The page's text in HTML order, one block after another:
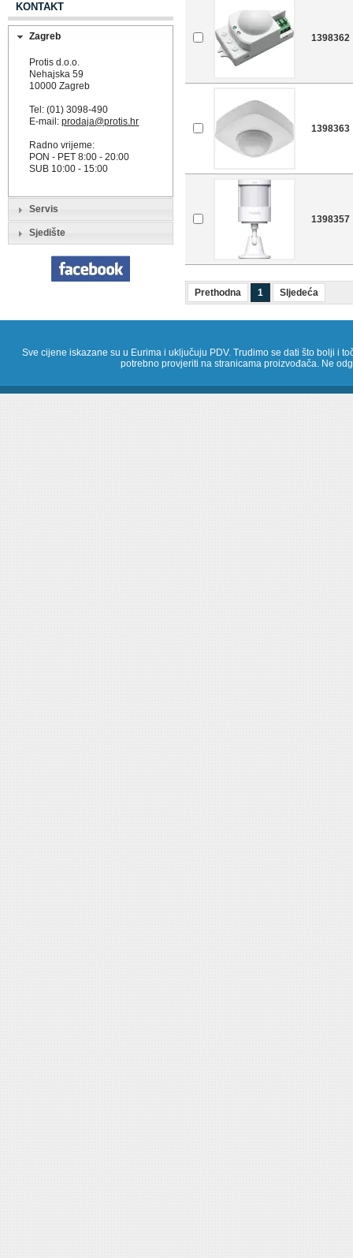
KONTAKT
Zagreb
Protis d.o.o.
Nehajska 59
10000 Zagreb
Tel: (01) 3098-490
E-mail:prodaja@protis.hr
Radno vrijeme:
PON - PET 8:00 - 20:00
SUB 10:00 - 15:00
Servis
Sjedište
1398362
1398363
1398357
Prethodna 1 Sljedeća
Sve cijene iskazane su u Eurima i uključuju PDV. Trudimo se dati što bolji i
potrebno provjeriti na stranicama proizvođača. Ne